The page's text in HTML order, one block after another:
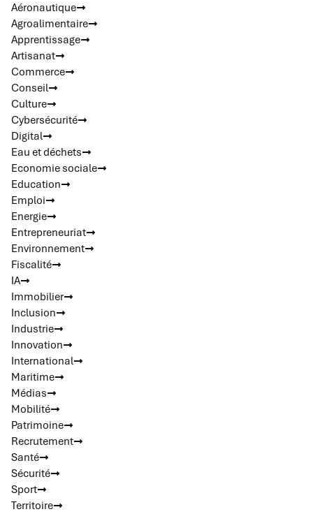
Aéronautique
Agroalimentaire
Apprentissage
Artisanat
Commerce
Conseil
Culture
Cybersécurité
Digital
Eau et déchets
Economie sociale
Education
Emploi
Energie
Entrepreneuriat
Environnement
Fiscalité
IA
Immobilier
Inclusion
Industrie
Innovation
International
Maritime
Médias
Mobilité
Patrimoine
Recrutement
Santé
Sécurité
Sport
Territoire